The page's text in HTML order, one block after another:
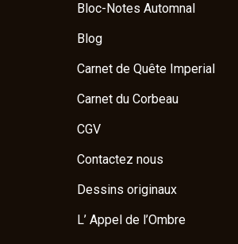
Bloc-Notes Automnal
Blog
Carnet de Quête Imperial
Carnet du Corbeau
CGV
Contactez nous
Dessins originaux
L’ Appel de l’Ombre